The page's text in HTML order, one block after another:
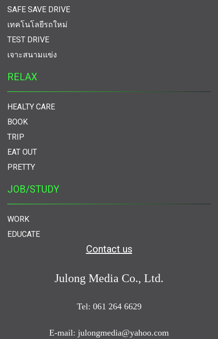
SAFE SAVE DRIVE
เทคโนโลยีรถใหม่
TEST DRIVE
เจาะสนามแข่ง
RELAX
HEALTY CARE
BOOK
TRIP
EAT OUT
PRETTY
JOB/STUDY
WORK
EDUCATE
Contact us
Julong Media Co., Ltd.
Tel: 061 264 6629
E-mail: julongmedia@yahoo.com